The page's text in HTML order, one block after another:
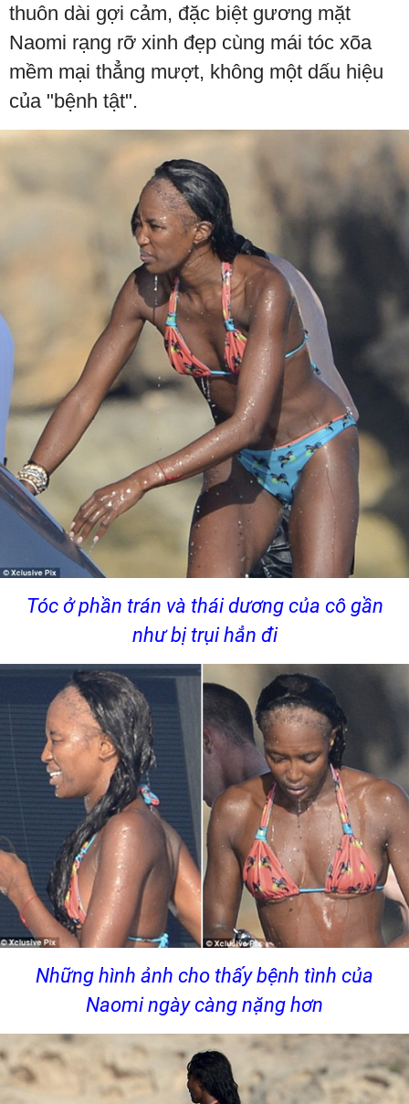
thuôn dài gợi cảm, đặc biệt gương mặt
Naomi rạng rỡ xinh đẹp cùng mái tóc xõa
mềm mại thẳng mượt, không một dấu hiệu
của "bệnh tật".
Tóc ở phần trán và thái dương của cô gần
như bị trụi hẳn đi
Những hình ảnh cho thấy bệnh tình của
Naomi ngày càng nặng hơn